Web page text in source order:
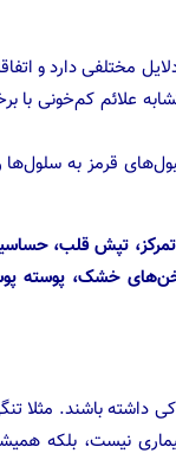
مختلفی دارد و
علائم کم‌خونی با
قرمز به سلول‌ها
تپش قلب،
خشک، پوسته
داشته باشند. مثلا
نیست، بلکه